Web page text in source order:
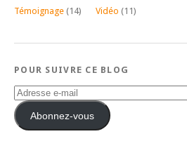
Témoignage (14) Vidéo (11)
POUR SUIVRE CE BLOG
Adresse
e-
mail Abonnez-vous